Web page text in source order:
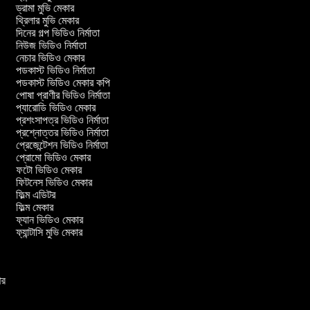
ড্রামা মুভি মেকার
থ্রিলার মুভি মেকার
দিনের গল্প ভিডিও নির্মাতা
নিউজ ভিডিও নির্মাতা
নেচার ভিডিও মেকার
পডকাস্ট ভিডিও নির্মাতা
পডকাস্ট ভিডিও মেকার কপি
পোষা প্রাণীর ভিডিও নির্মাতা
প্যারোডি ভিডিও মেকার
প্রশংসাপত্র ভিডিও নির্মাতা
প্রশ্নোত্তর ভিডিও নির্মাতা
প্রেজেন্টেশন ভিডিও নির্মাতা
প্রোমো ভিডিও মেকার
ফটো ভিডিও মেকার
ফিটনেস ভিডিও মেকার
ফিল্ম এডিটর
ফিল্ম মেকার
ফ্যান ভিডিও মেকার
ফ্যান্টাসি মুভি মেকার